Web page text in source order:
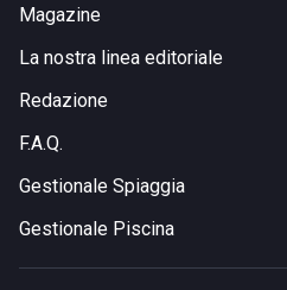
Magazine
La nostra linea editoriale
Redazione
F.A.Q.
Gestionale Spiaggia
Gestionale Piscina